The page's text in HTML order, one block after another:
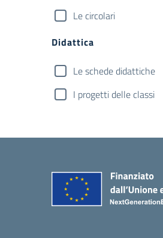
Le circolari
Didattica
Le schede didattiche
I progetti delle classi